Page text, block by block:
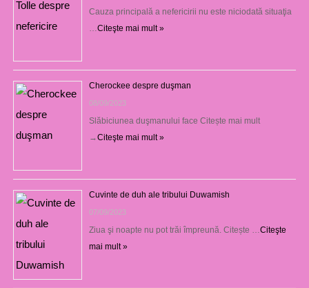
Cauza principală a nefericirii nu este niciodată situaţia
Citeşte mai mult »
Cherockee despre duşman
08/09/2023
Slăbiciunea duşmanului face Citește mai mult
→Citeşte mai mult »
Cuvinte de duh ale tribului Duwamish
07/09/2023
Ziua şi noapte nu pot trăi împreună. Citește … Citeşte
mai mult »